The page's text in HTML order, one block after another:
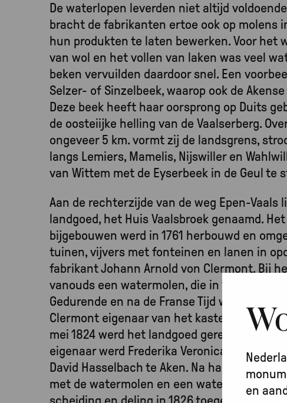
De waterlopen leverden niet altijd
bracht de fabrikanten ertoe ook op molens
hun produkten te laten bewerken. Voor het
van wol en het vollen van laken was veel
beken vervuilden daardoor snel. Een
Selzer- of Sinzelbeek, waarop ook de
Deze beek heeft haar oorsprong op Duits
de oosteiijke helling van de Vaalserberg.
ongeveer 5 km. vormt zij de landsgrens,
langs Lemiers, Mamelis, Nijswiller en
van Wittem met de Eyserbeek in de Geul te
Aan de rechterzijde van de weg Epen-Vaals
landgoed, het Huis Vaalsbroek genaamd.
bijgebouwen werd in 1761 herbouwd en
tuinen, vijvers met fonteinen en lanen in
fabrikant Johann Arnold von Clermont. Bij
vanouds een watermolen, die in 1765 werd
Gedurende en na de Franse Tijd was Carl
Clermont eigenaar van het kasteel met
mei 1824 werd het landgoed gerechtelijk
eigenaar werd Frederika Veronica Keller, de
David Hasselbach te Aken. Na haar
met de watermolen en een watermolen in
en